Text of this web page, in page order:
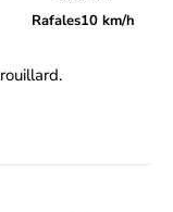
Rafales10 km/h